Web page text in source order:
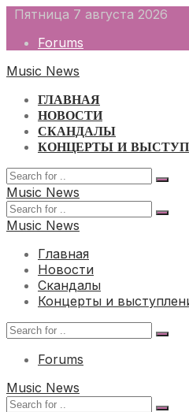
Skip
content
Пятница 7 августа 2026
Forums
Music News
ГЛАВНАЯ
НОВОСТИ
СКАНДАЛЫ
КОНЦЕРТЫ И
Music News
Music News
Главная
Новости
Скандалы
Концерты и
Forums
Music News